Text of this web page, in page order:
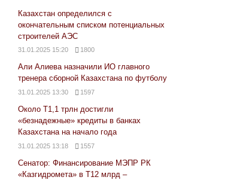
Казахстан определился с
окончательным списком потенциальных
строителей АЭС
31.01.2025 15:20 1800
Али Алиева назначили ИО главного
тренера сборной Казахстана по футболу
31.01.2025 13:30 1597
Около Т1,1 трлн достигли
«безнадежные» кредиты в банках
Казахстана на начало года
31.01.2025 13:18 1557
Сенатор: Финансирование МЭПР РК
«Казгидромета» в Т12 млрд –